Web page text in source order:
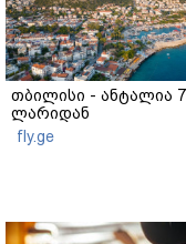
თბილისი - ანტალია
ლარიდან
fly.ge